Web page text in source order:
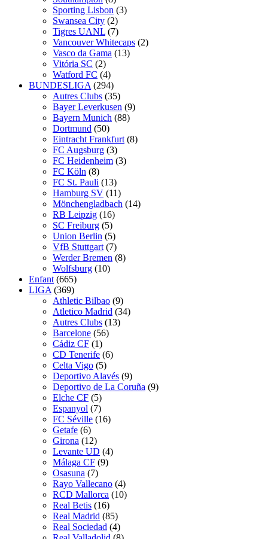
Sporting Lisbon (3)
Swansea City (2)
Tigres UANL (7)
Vancouver Whitecaps (2)
Vasco da Gama (13)
Vitória SC (2)
Watford FC (4)
BUNDESLIGA (294)
Autres Clubs (35)
Bayer Leverkusen (9)
Bayern Munich (88)
Dortmund (50)
Eintracht Frankfurt (8)
FC Augsburg (3)
FC Heidenheim (3)
FC Köln (8)
FC St. Pauli (13)
Hamburg SV (11)
Mönchengladbach (14)
RB Leipzig (16)
SC Freiburg (5)
Union Berlin (5)
VfB Stuttgart (7)
Werder Bremen (8)
Wolfsburg (10)
Enfant (665)
LIGA (369)
Athletic Bilbao (9)
Atletico Madrid (34)
Autres Clubs (13)
Barcelone (56)
Cádiz CF (1)
CD Tenerife (6)
Celta Vigo (5)
Deportivo Alavés (9)
Deportivo de La Coruña (9)
Elche CF (5)
Espanyol (7)
FC Séville (16)
Getafe (6)
Girona (12)
Levante UD (4)
Málaga CF (9)
Osasuna (7)
Rayo Vallecano (4)
RCD Mallorca (10)
Real Betis (16)
Real Madrid (85)
Real Sociedad (4)